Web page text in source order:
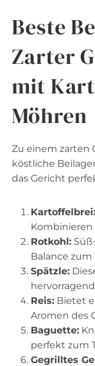
Beste
Zarter
mit
Möhren
Zu einem zarten
köstliche
das Gericht
Kartoffelbrei:
Kombinieren
Rotkohl:
Balance
Spätzle:
Reis: Bietet
Aromen des
Baguette:
perfekt zum
Gegrilltes